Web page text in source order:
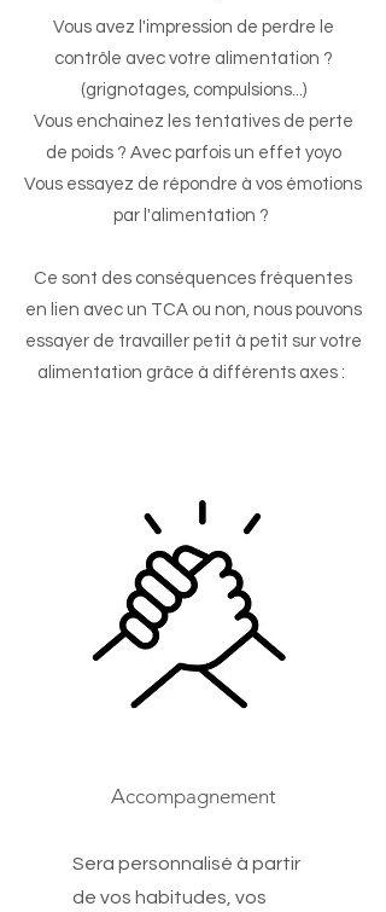
Vous avez l'impression de perdre le
contrôle avec votre alimentation ?
(grignotages, compulsions...)
Vous enchainez les tentatives de perte
de poids ? Avec parfois un effet yoyo
Vous essayez de répondre à vos émotions
par l'alimentation ?
Ce sont des conséquences fréquentes
en lien avec un TCA ou non, nous pouvons
essayer de travailler petit à petit sur votre
alimentation grâce à différents axes :
Accompagnement
Sera personnalisé à partir
de vos habitudes, vos